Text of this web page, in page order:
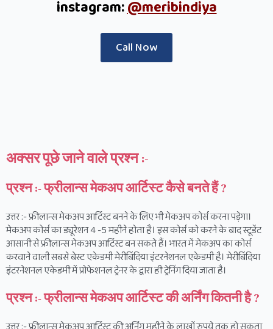
instagram:@meribindiya
Call Now
अक्सर पूछे जाने वाले प्रश्न :-
प्रश्न :- फ्रीलान्स मेकअप आर्टिस्ट कैसे बनते हैं ?
उत्तर :- फ्रीलान्स मेकअप आर्टिस्ट बनने के लिए भी मेकअप कोर्स करना पड़ेगा।
मेकअप कोर्स का ड्यूरेशन 4 -5 महीने होता है। इस कोर्स को करने के बाद स्टूडेंट
आसानी से फ्रीलान्स मेकअप आर्टिस्ट बन सकते हैं। भारत में मेकअप का कोर्स
करवाने वाली सबसे बेस्ट एकेडमी मेरीबिंदिया इंटरनेशनल एकेडमी है। मेरीबिंदिया
इंटरनेशनल एकेडमी में प्रोफेशनल ट्रेनर के द्वारा ही ट्रेनिंग दिया जाता है।
प्रश्न :- फ्रीलान्स मेकअप आर्टिस्ट की अर्निंग कितनी है ?